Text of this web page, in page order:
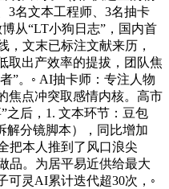
3名文本工程师、3名抽卡
从“LT小狗日志”，国内首
，文末已标注文献来历，
取出产效率的提拔，团队焦
”。◦ AI抽卡师：专注人物
焦点冲突取感情内核。高市
之后，1. 文本环节：豆包
解分镜脚本），同比增加
把本人推到了风口浪尖
品。为居平易近供给最大
可灵AI累计迭代超30次，◦